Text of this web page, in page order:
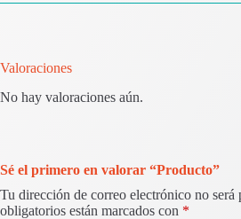
Valoraciones
No hay valoraciones aún.
Sé el primero en valorar “Producto”
Tu dirección de correo electrónico no será
obligatorios están marcados con *